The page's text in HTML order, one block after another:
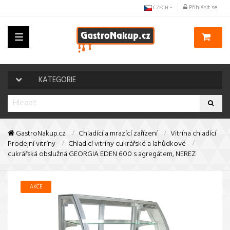
Přihlásit se
CZECH
Toggle
navigation
KATEGORIE
GastroNakup.cz
Chladící a mrazící zařízení
Prodejní vitríny
Chladicí vitríny cukrářské a lahůdkové
Vitrína chladící
cukrářská obslužná GEORGIA EDEN 600 s agregátem, NEREZ
AKCE